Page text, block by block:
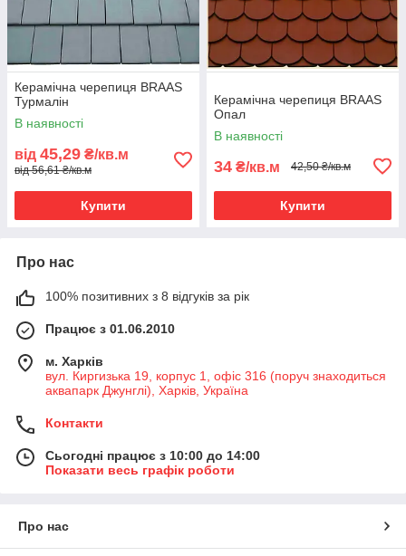
Керамічна черепиця BRAAS
Турмалін
В наявності
від 45,29 ₴/кв.м
від 56,61 ₴/кв.м
Купити
Керамічна черепиця BRAAS
Опал
В наявності
34 ₴/кв.м 42,50 ₴/кв.м
Купити
Про нас
100% позитивних з 8 відгуків за рік
Працює з 01.06.2010
м. Харків
вул. Киргизька 19, корпус 1, офіс 316 (поруч знаходиться
аквапарк Джунглі), Харків, Україна
Контакти
Сьогодні працює з 10:00 до 14:00
Показати весь графік роботи
Про нас